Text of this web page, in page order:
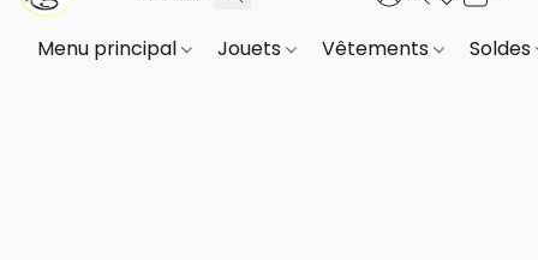
Menu principal Jouets Vêtements Soldes